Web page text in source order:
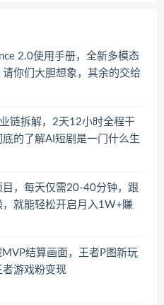
2.0使用手册，全新多模态
你们大胆想象，其余的交给
链拆解，2天12小时全程干
的了解AI短剧是一门什么生
目，每天仅需20-40分钟，跟
，就能轻松开启月入1W+賺
结算画面，王者P图新玩
者游戏粉变现